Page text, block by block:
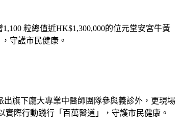
粒總值近HK$1,300,000的位元堂安宮牛黃
守護市民健康。
旗下龐大專業中醫師團隊參與義診外，更現場
際行動踐行「百萬醫道」，守護市民健康。